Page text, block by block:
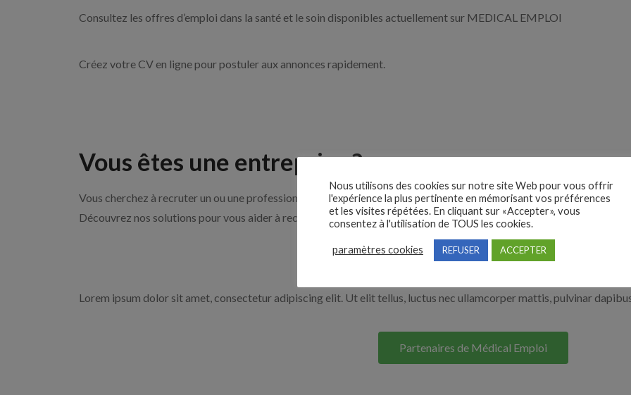
Consultez les offres d’emploi dans la santé et le soin disponibles actuellement sur MEDICAL EMPLOI
Créez votre CV en ligne pour postuler aux annonces rapidement.
Vous êtes une entreprise ?
Vous cherchez à recruter un ou une professionnelle de santé par exemple un infirmier, un pharmacien ou encore un
Découvrez nos solutions pour vous aider à recruter en cliquant sur le bouton ci-dessous.
Nos solutions entreprises
Lorem ipsum dolor sit amet, consectetur adipiscing elit. Ut elit tellus, luctus nec ullamcorper mattis, pulvinar
Partenaires de Médical Emploi
Nous utilisons des cookies sur notre site Web pour vous offrir
l'expérience la plus pertinente en mémorisant vos préférences
et les visites répétées. En cliquant sur «Accepter», vous
consentez à l'utilisation de TOUS les cookies.
paramètres cookies REFUSER ACCEPTER